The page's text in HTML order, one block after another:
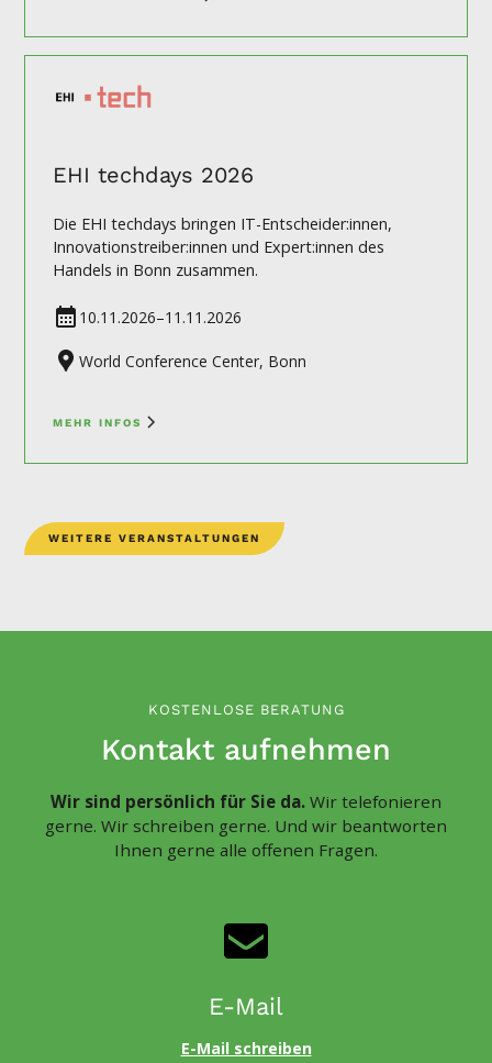
EHI techdays 2026
Die EHI techdays bringen IT-Entscheider:innen,
Innovationstreiber:innen und Expert:innen des
Handels in Bonn zusammen.
10.11.2026–11.11.2026
World Conference Center, Bonn
MEHR INFOS
WEITERE VERANSTALTUNGEN
KOSTENLOSE BERATUNG
Kontakt aufnehmen
Wir sind persönlich für Sie da. Wir telefonieren
gerne. Wir schreiben gerne. Und wir beantworten
Ihnen gerne alle offenen Fragen.
E-Mail
E-Mail schreiben